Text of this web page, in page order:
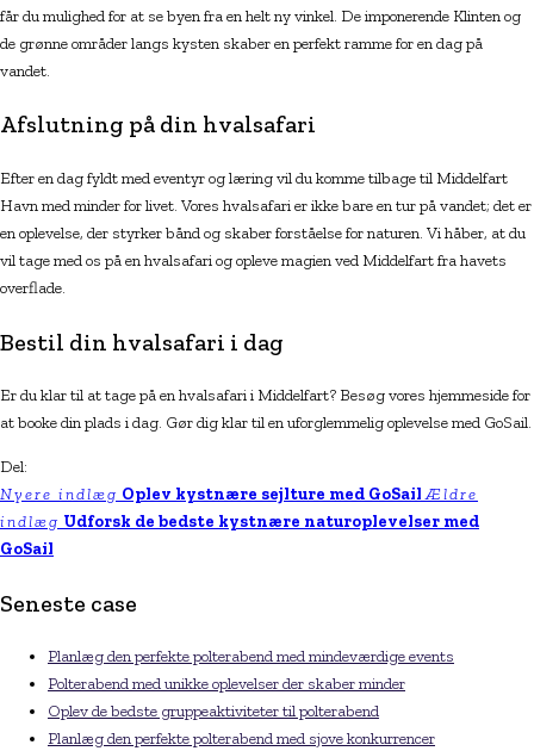
får du mulighed for at se byen fra en helt ny vinkel. De imponerende Klinten og
de grønne områder langs kysten skaber en perfekt ramme for en dag på
vandet.
Afslutning på din hvalsafari
Efter en dag fyldt med eventyr og læring vil du komme tilbage til Middelfart
Havn med minder for livet. Vores hvalsafari er ikke bare en tur på vandet; det er
en oplevelse, der styrker bånd og skaber forståelse for naturen. Vi håber, at du
vil tage med os på en hvalsafari og opleve magien ved Middelfart fra havets
overflade.
Bestil din hvalsafari i dag
Er du klar til at tage på en hvalsafari i Middelfart? Besøg vores hjemmeside for
at booke din plads i dag. Gør dig klar til en uforglemmelig oplevelse med GoSail.
Del:
Nyere indlæg Oplev kystnære sejlture med GoSailÆldre
indlæg Udforsk de bedste kystnære naturoplevelser med
GoSail
Seneste case
Planlæg den perfekte polterabend med mindeværdige events
Polterabend med unikke oplevelser der skaber minder
Oplev de bedste gruppeaktiviteter til polterabend
Planlæg den perfekte polterabend med sjove konkurrencer